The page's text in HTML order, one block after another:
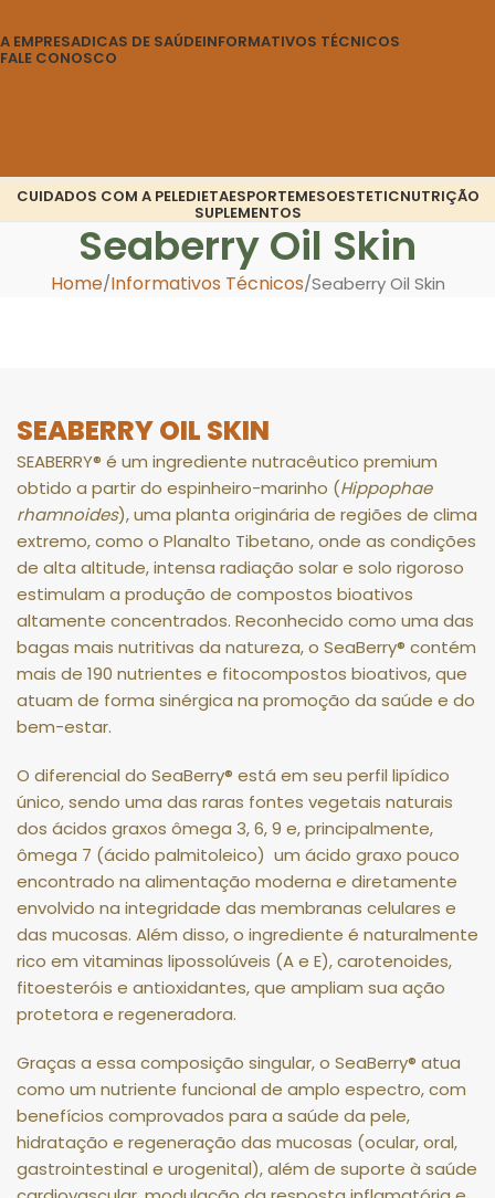
A EMPRESADICAS DE SAÚDEINFORMATIVOS TÉCNICOS
FALE CONOSCO
CUIDADOS COM A PELEDIETAESPORTEMESOESTETICNUTRIÇÃO
SUPLEMENTOS
Seaberry Oil Skin
Home Informativos Técnicos Seaberry Oil Skin
SEABERRY OIL SKIN
SEABERRY® é um ingrediente nutracêutico premium
obtido a partir do espinheiro-marinho (Hippophae
rhamnoides), uma planta originária de regiões de clima
extremo, como o Planalto Tibetano, onde as condições
de alta altitude, intensa radiação solar e solo rigoroso
estimulam a produção de compostos bioativos
altamente concentrados. Reconhecido como uma das
bagas mais nutritivas da natureza, o SeaBerry® contém
mais de 190 nutrientes e fitocompostos bioativos, que
atuam de forma sinérgica na promoção da saúde e do
bem-estar.
O diferencial do SeaBerry® está em seu perfil lipídico
único, sendo uma das raras fontes vegetais naturais
dos ácidos graxos ômega 3, 6, 9 e, principalmente,
ômega 7 (ácido palmitoleico) um ácido graxo pouco
encontrado na alimentação moderna e diretamente
envolvido na integridade das membranas celulares e
das mucosas. Além disso, o ingrediente é naturalmente
rico em vitaminas lipossolúveis (A e E), carotenoides,
fitoesteróis e antioxidantes, que ampliam sua ação
protetora e regeneradora.
Graças a essa composição singular, o SeaBerry® atua
como um nutriente funcional de amplo espectro, com
benefícios comprovados para a saúde da pele,
hidratação e regeneração das mucosas (ocular, oral,
gastrointestinal e urogenital), além de suporte à saúde